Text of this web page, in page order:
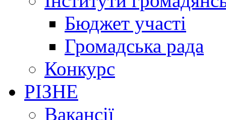
Бюджет участі
Громадська рада
Конкурс
РІЗНЕ
Вакансії